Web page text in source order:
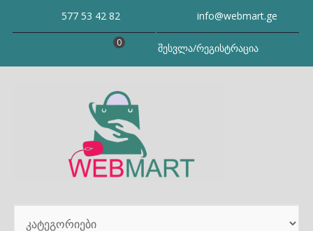
577 53 42 82 info@webmart.ge
შესვლა/რეგისტრაცია
0
SEARCH